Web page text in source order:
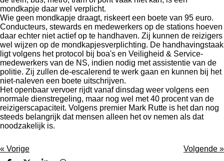
mondkapje daar wel verplicht.
Wie geen mondkapje draagt, riskeert een boete van 95 euro.
Conducteurs, stewards en medewerkers op de stations hoeven
daar echter niet actief op te handhaven. Zij kunnen de reizigers
wel wijzen op de mondkapjesverplichting. De handhavingstaak
ligt volgens het protocol bij boa's en Veiligheid & Service-
medewerkers van de NS, indien nodig met assistentie van de
politie. Zij zullen de-escalerend te werk gaan en kunnen bij het
niet-naleven een boete uitschrijven.
Het openbaar vervoer rijdt vanaf dinsdag weer volgens een
normale dienstregeling, maar nog wel met 40 procent van de
reizigerscapaciteit. Volgens premier Mark Rutte is het dan nog
steeds belangrijk dat mensen alleen het ov nemen als dat
noodzakelijk is.
« Vorige Volgende »